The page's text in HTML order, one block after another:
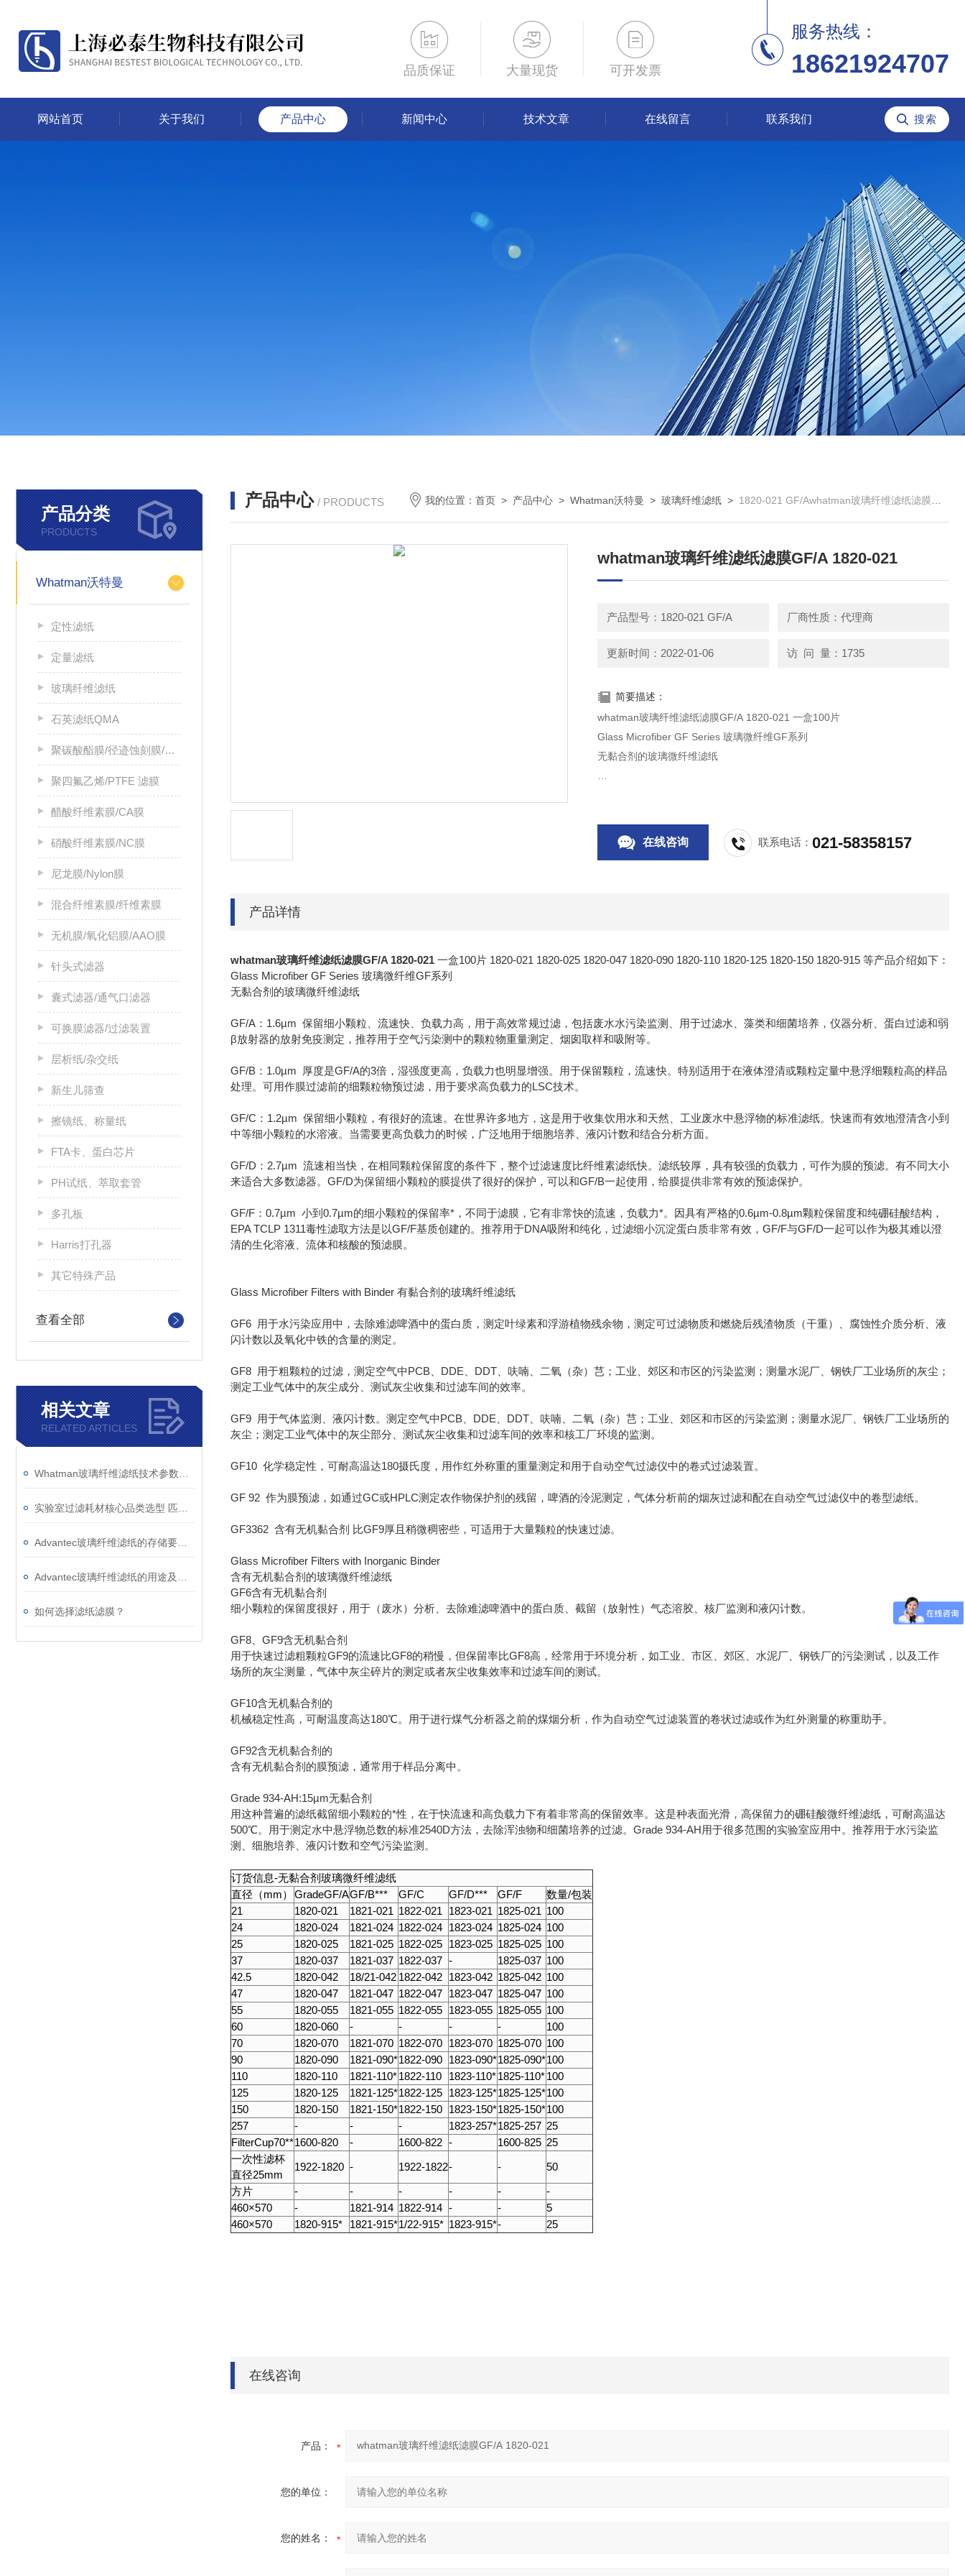
品质保证 大量现货 可开发票
服务热线：
18621924707
网站首页 关于我们 产品中心 新闻中心 技术文章 在线留言 联系我们
产品分类
PRODUCTS
Whatman沃特曼
定性滤纸
定量滤纸
玻璃纤维滤纸
石英滤纸QMA
聚碳酸酯膜/径迹蚀刻膜/PC膜
聚四氟乙烯/PTFE 滤膜
醋酸纤维素膜/CA膜
硝酸纤维素膜/NC膜
尼龙膜/Nylon膜
混合纤维素膜/纤维素膜
无机膜/氧化铝膜/AAO膜
针头式滤器
囊式滤器/通气口滤器
可换膜滤器/过滤装置
层析纸/杂交纸
新生儿筛查
擦镜纸、称量纸
FTA卡、蛋白芯片
PH试纸、萃取套管
多孔板
Harris打孔器
其它特殊产品
查看全部
相关文章
RELATED ARTICLES
如何选择滤纸滤膜？
产品中心 / PRODUCTS 我的位置：首页 > 产品中心 >Whatman沃特曼 >玻璃纤维滤纸 > 1820-021 GF/Awhatman玻璃纤维滤纸滤膜GF/A 1820-021
whatman玻璃纤维滤纸滤膜GF/A 1820-021
产品型号：1820-021 GF/A 厂商性质：代理商
更新时间：2022-01-06 访 问 量：1735
简要描述：
whatman玻璃纤维滤纸滤膜GF/A 1820-021 一盒100片
Glass Microfiber GF Series 玻璃微纤维GF系列
无黏合剂的玻璃微纤维滤纸
器的放射免疫测定，推荐用于空气污染测中的颗粒物重量
在线咨询 联系电话：021-58358157
产品详情
whatman玻璃纤维滤纸滤膜GF/A 1820-021 一盒100片 1820-021 1820-025 1820-047 1820-090 1820-110 1820-125 1820-150 1820-915 等产品介绍如下：
Glass Microfiber GF Series 玻璃微纤维GF系列
无黏合剂的玻璃微纤维滤纸
GF/A：1.6µm 保留细小颗粒、流速快、负载力高，用于高效常规过滤，包括废水水污染监测、用于过滤水、藻类和细菌培养，仪器分析、蛋白过滤和弱
β放射器的放射免疫测定，推荐用于空气污染测中的颗粒物重量测定、烟囱取样和吸附等。
GF/B：1.0µm 厚度是GF/A的3倍，湿强度更高，负载力也明显增强。用于保留颗粒，流速快。特别适用于在液体澄清或颗粒定量中悬浮细颗粒高的样品
处理。可用作膜过滤前的细颗粒物预过滤，用于要求高负载力的LSC技术。
GF/C：1.2µm 保留细小颗粒，有很好的流速。在世界许多地方，这是用于收集饮用水和天然、工业废水中悬浮物的标准滤纸。快速而有效地澄清含小到
中等细小颗粒的水溶液。当需要更高负载力的时候，广泛地用于细胞培养、液闪计数和结合分析方面。
GF/D：2.7µm 流速相当快，在相同颗粒保留度的条件下，整个过滤速度比纤维素滤纸快。滤纸较厚，具有较强的负载力，可作为膜的预滤。有不同大小
来适合大多数滤器。GF/D为保留细小颗粒的膜提供了很好的保护，可以和GF/B一起使用，给膜提供非常有效的预滤保护。
GF/F：0.7µm 小到0.7µm的细小颗粒的保留率*，不同于滤膜，它有非常快的流速，负载力*。因具有严格的0.6µm-0.8µm颗粒保留度和纯硼硅酸结构，
EPA TCLP 1311毒性滤取方法是以GF/F基质创建的。推荐用于DNA吸附和纯化，过滤细小沉淀蛋白质非常有效，GF/F与GF/D一起可以作为极其难以澄
清的生化溶液、流体和核酸的预滤膜。
Glass Microfiber Filters with Binder 有黏合剂的玻璃纤维滤纸
GF6 用于水污染应用中，去除难滤啤酒中的蛋白质，测定叶绿素和浮游植物残余物，测定可过滤物质和燃烧后残渣物质（干重）、腐蚀性介质分析、液
闪计数以及氧化中铁的含量的测定。
GF8 用于粗颗粒的过滤，测定空气中PCB、DDE、DDT、呋喃、二氧（杂）芑；工业、郊区和市区的污染监测；测量水泥厂、钢铁厂工业场所的灰尘；
测定工业气体中的灰尘成分、测试灰尘收集和过滤车间的效率。
GF9 用于气体监测、液闪计数。测定空气中PCB、DDE、DDT、呋喃、二氧（杂）芑；工业、郊区和市区的污染监测；测量水泥厂、钢铁厂工业场所的
灰尘；测定工业气体中的灰尘部分、测试灰尘收集和过滤车间的效率和核工厂环境的监测。
GF10 化学稳定性，可耐高温达180摄氏度，用作红外称重的重量测定和用于自动空气过滤仪中的卷式过滤装置。
GF 92 作为膜预滤，如通过GC或HPLC测定农作物保护剂的残留，啤酒的泠泥测定，气体分析前的烟灰过滤和配在自动空气过滤仪中的卷型滤纸。
GF3362 含有无机黏合剂 比GF9厚且稍微稠密些，可适用于大量颗粒的快速过滤。
Glass Microfiber Filters with Inorganic Binder
含有无机黏合剂的玻璃微纤维滤纸
GF6含有无机黏合剂
细小颗粒的保留度很好，用于（废水）分析、去除难滤啤酒中的蛋白质、截留（放射性）气态溶胶、核厂监测和液闪计数。
GF8、GF9含无机黏合剂
用于快速过滤粗颗粒GF9的流速比GF8的稍慢，但保留率比GF8高，经常用于环境分析，如工业、市区、郊区、水泥厂、钢铁厂的污染测试，以及工作
场所的灰尘测量，气体中灰尘碎片的测定或者灰尘收集效率和过滤车间的测试。
GF10含无机黏合剂的
机械稳定性高，可耐温度高达180℃。用于进行煤气分析器之前的煤烟分析，作为自动空气过滤装置的卷状过滤或作为红外测量的称重助手。
GF92含无机黏合剂的
含有无机黏合剂的膜预滤，通常用于样品分离中。
Grade 934-AH:15µm无黏合剂
用这种普遍的滤纸截留细小颗粒的*性，在于快流速和高负载力下有着非常高的保留效率。这是种表面光滑，高保留力的硼硅酸微纤维滤纸，可耐高温达
500℃。用于测定水中悬浮物总数的标准2540D方法，去除浑浊物和细菌培养的过滤。Grade 934-AH用于很多范围的实验室应用中。推荐用于水污染监
测、细胞培养、液闪计数和空气污染监测。
订货信息-无黏合剂玻璃微纤维滤纸
直径（mm）
GradeGF/AGF/B*** GF/C GF/D*** GF/F
数量/包装
21
1820-021 1821-021 1822-021 1823-021 1825-021 100
24
1820-024 1821-024 1822-024 1823-024 1825-024 100
25
1820-025 1821-025 1822-025 1823-025 1825-025 100
37
1820-037 1821-037 1822-037 - 1825-037 100
42.5
1820-042 18/21-042 1822-042 1823-042 1825-042 100
47
1820-047 1821-047 1822-047 1823-047 1825-047 100
55
1820-055 1821-055 1822-055 1823-055 1825-055 100
60
1820-060 - - - -
100
70
1820-070 1821-070 1822-070 1823-070 1825-070 100
90
1820-090 1821-090*1822-090 1823-090*1825-090*100
110
1820-110 1821-110*1822-110 1823-110*1825-110*100
125
1820-125 1821-125*1822-125 1823-125*1825-125*100
150
1820-150 1821-150*1822-150 1823-150*1825-150*100
257
- - - 1823-257*1825-257 25
FilterCup70**1600-820 - 1600-822 - 1600-825 25
一次性滤杯
直径25mm
1922-1820 - 1922-1822- -
50
方片
- - - - -
-
460×570
- 1821-914 1822-914 - -
5
460×570
1820-915* 1821-915*1/22-915* 1823-915*- 25
在线咨询
产品：
您的单位：
您的姓名：